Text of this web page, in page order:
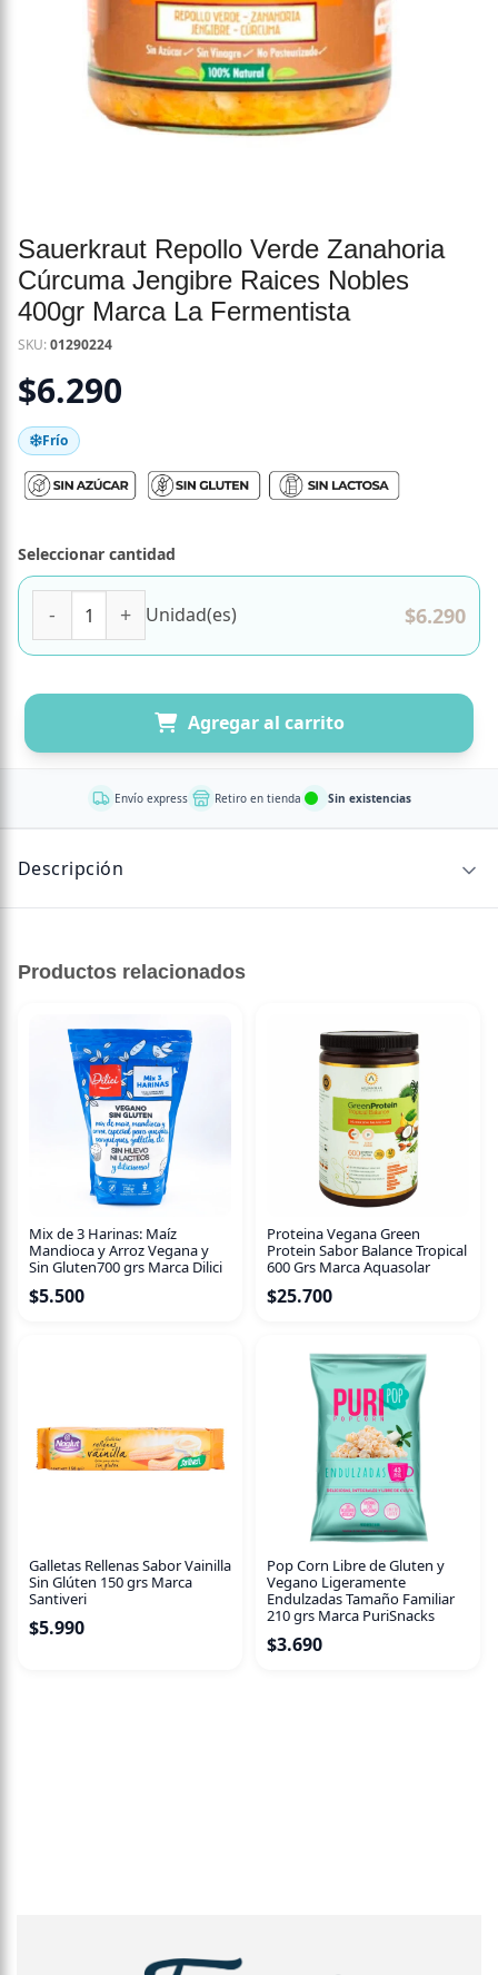
Sauerkraut Repollo Verde Zanahoria
Cúrcuma Jengibre Raices Nobles
400gr Marca La Fermentista
SKU:01290224
$6.290
Frío
Seleccionar cantidad
Unidad(es) $6.290
Agregar al carrito
Envío express Retiro en tienda Sin existencias
Descripción
Lo importante es que sea natural y esté VIVO, como el que
estás mirando en este momento.
Combinación extraordinaria de superalimentos, juntamos
3 en 1 solo. ¡Misión cumplida! Además de tener tremendas
propiedades para la salud, es una bomba de colores y
sabores. ¡Exquisito!
Contenido: 390 g
Características: son vegetales crudos, no pasteurizados y
100% VIVOS. Por lo que está lleno de nutrientes, enzimas,
probióticos y prebióticos naturales.
Libre de: Vinagre – Aditivos – Azúcar – Gluten – Lácteos
¿Cómo consumirlo? Diariamente y con lo que quieras,
porque literal va bien con todo: ensaladas, platos de
fondo, sanguches, tacos, picoteos, etc. ¡Llegar y servir!
PD: no es ácido, su sabor no tiene ningún parecido con el
Productos relacionados
Mix de 3 Harinas: Maíz
Mandioca y Arroz Vegana y
Sin Gluten700 grs Marca Dilici
$5.500
Proteina Vegana Green
Protein Sabor Balance Tropical
600 Grs Marca Aquasolar
$25.700
Galletas Rellenas Sabor Vainilla
Sin Glúten 150 grs Marca
Santiveri
$5.990
Pop Corn Libre de Gluten y
Vegano Ligeramente
Endulzadas Tamaño Familiar
210 grs Marca PuriSnacks
$3.690